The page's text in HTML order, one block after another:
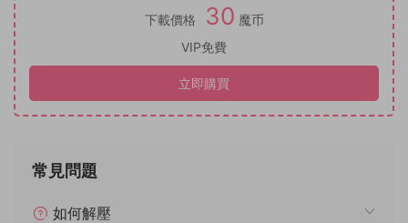
下載價格 30 魔币
VIP免費
立即購買
常見問題
如何解壓